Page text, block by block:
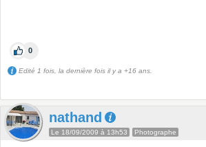
0
Edité 1 fois, la dernière fois il y a +16 ans.
nathand
Le 18/09/2009 à 13h53 Photographe